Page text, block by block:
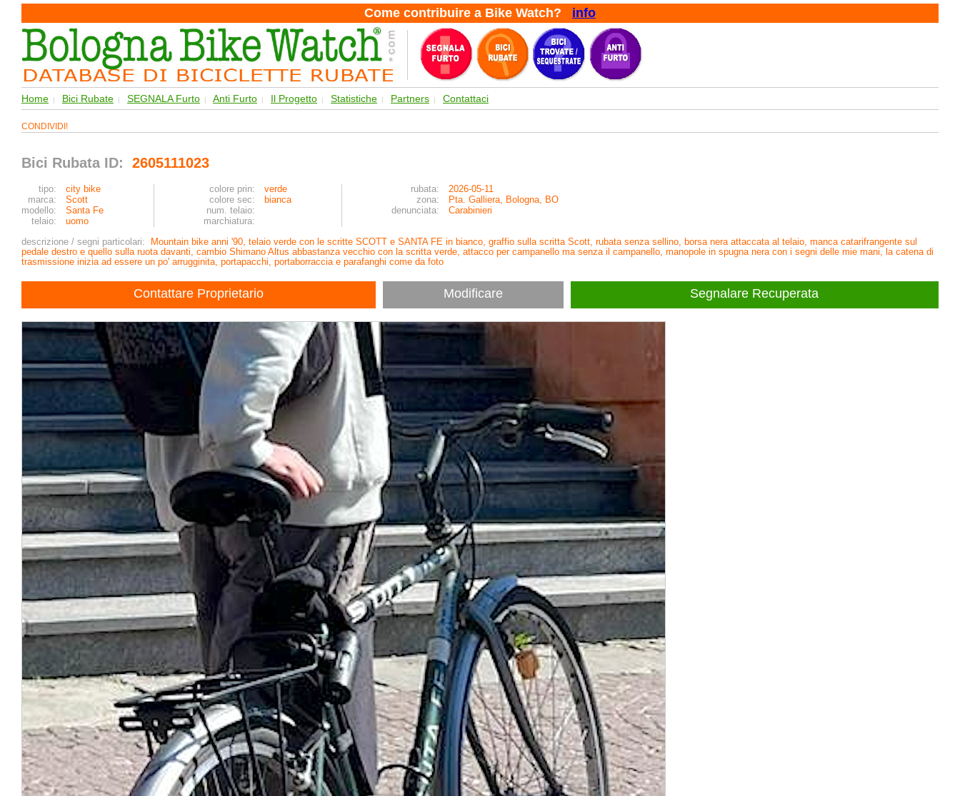
Come contribuire a Bike Watch? info
Home | Bici Rubate | SEGNALA Furto | Anti Furto | Il Progetto | Statistiche | Partners | Contattaci
CONDIVIDI!
Bici Rubata ID: 2605111023
tipo: city bike colore prin: verde rubata:
2026-05-11
marca:
Scott colore sec: bianca zona:
Pta. Galliera, Bologna, BO
modello:
Santa Fe num. telaio: denunciata:
Carabinieri
telaio:
uomo
marchiatura:
descrizione / segni particolari:
Mountain bike anni '90, telaio verde con le scritte SCOTT e SANTA FE in bianco, graffio sulla scritta Scott, rubata senza sellino, borsa nera attaccata al telaio, manca catarifrangente sul
pedale destro e quello sulla ruota davanti, cambio Shimano Altus abbastanza vecchio con la scritta verde, attacco per campanello ma senza il campanello, manopole in spugna nera con i segni delle mie mani, la catena di
trasmissione inizia ad essere un po' arrugginita, portapacchi, portaborraccia e parafanghi come da foto
Contattare Proprietario Modificare Segnalare Recuperata